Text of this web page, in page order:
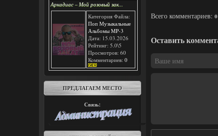
Аркадиас – Мой розовый зак...
Категория Файла:
Поп Музыкальные
Альбомы MP-3
Дата: 15.03.2026
Рейтинг: 5.0\5
Просмотров: 60
Комментариев: 0
ПРЕДЛАГАЕМ МЕСТО
Связь:
• 12.Гор.
• 14.Земная и
•
• 18.Жизнь
Всего комментариев: 0
Оставить